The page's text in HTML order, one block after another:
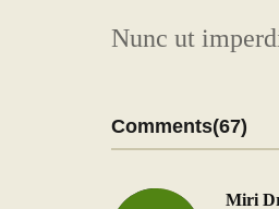
Nunc ut
Comments(67)
Miri